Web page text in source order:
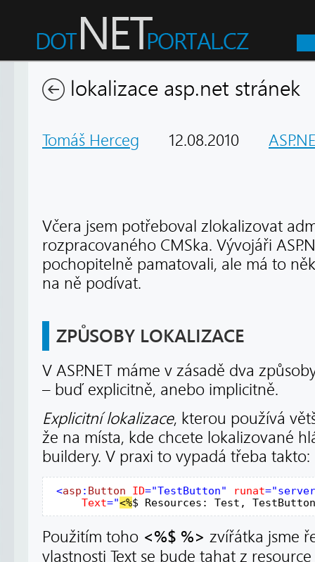
lokalizace asp.net stránek
Tomáš Herceg 12.08.2010
Včera jsem potřeboval zlokalizovat
rozpracovaného CMSka. Vývojáři
pochopitelně pamatovali, ale má to
na ně podívat.
ZPŮSOBY LOKALIZACE
V ASP.NET máme v zásadě dva
– buď explicitně, anebo implicitně.
Explicitní lokalizace, kterou používá
že na místa, kde chcete lokalizované
buildery. V praxi to vypadá třeba takto:
<asp : Button ID="TestButton" runat
Text="<%$ Resources: Test,
Použitím toho <%$ %> zvířátka jsme
vlastnosti Text se bude tahat z resource